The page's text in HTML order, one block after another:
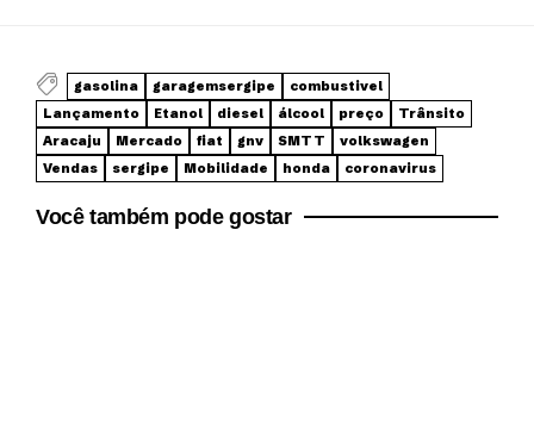
gasolina garagemsergipe
combustivel
Lançamento
Etanol diesel álcool preço
Trânsito
Aracaju
Mercado fiat gnv SMTT
volkswagen
Vendas
sergipe Mobilidade honda coronavirus
Você também pode gostar